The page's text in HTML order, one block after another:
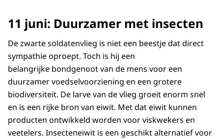
11 juni: Duurzamer met insecten
De zwarte soldatenvlieg is niet een beestje dat direct
sympathie oproept. Toch is hij een
belangrijke bondgenoot van de mens voor een
duurzamer voedselvoorziening en een grotere
biodiversiteit. De larve van de vlieg groeit enorm snel
en is een rijke bron van eiwit. Met dat eiwit kunnen
producten ontwikkeld worden voor viskwekers en
veetelers. Insecteneiwit is een geschikt alternatief voor